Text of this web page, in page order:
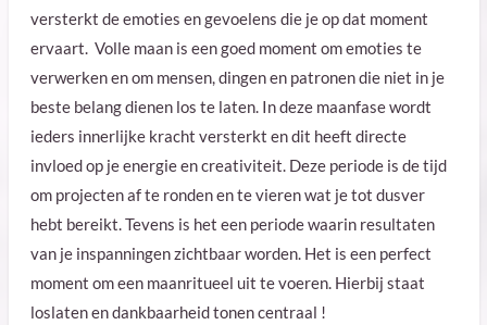
versterkt de emoties en gevoelens die je op dat moment
ervaart. Volle maan is een goed moment om emoties te
verwerken en om mensen, dingen en patronen die niet in je
beste belang dienen los te laten. In deze maanfase wordt
ieders innerlijke kracht versterkt en dit heeft directe
invloed op je energie en creativiteit. Deze periode is de tijd
om projecten af te ronden en te vieren wat je tot dusver
hebt bereikt. Tevens is het een periode waarin resultaten
van je inspanningen zichtbaar worden. Het is een perfect
moment om een maanritueel uit te voeren. Hierbij staat
loslaten en dankbaarheid tonen centraal !